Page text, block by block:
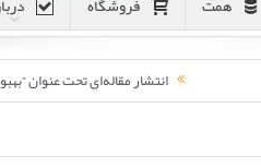
انتشار مقاله‌ای تحت عنوان